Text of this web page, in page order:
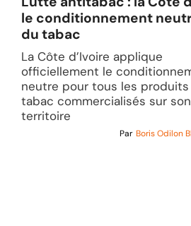
le conditionnement
du tabac
La Côte d’Ivoire applique
officiellement le
neutre pour tous les
tabac commercialisés sur son
territoire
Par Boris Odilon